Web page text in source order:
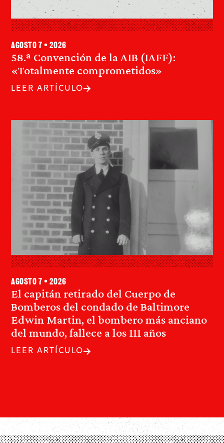
58.ª Convención de la AIB (IAFF):
«Totalmente comprometidos»
agosto 7 • 2026
LEER ARTÍCULO
El capitán retirado del Cuerpo de
Bomberos del condado de Baltimore
Edwin Martin, el bombero más anciano
del mundo, fallece a los 111 años
agosto 7 • 2026
LEER ARTÍCULO